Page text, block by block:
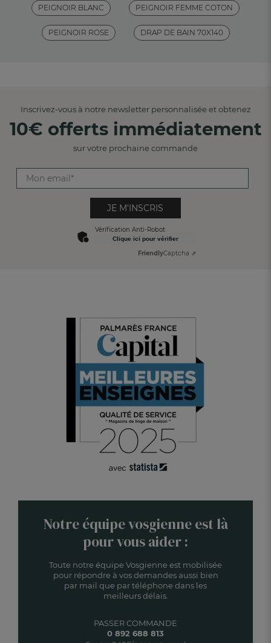
PEIGNOIR BLANC PEIGNOIR FEMME COTON
PEIGNOIR ROSE DRAP DE BAIN 70X140
Inscrivez-vous à notre newsletter personnalisée et obtenez
10€ offerts immédiatement
sur votre prochaine commande
JE M'INSCRIS
Vérification Anti-Robot
Clique ici pour vérifier
FriendlyCaptcha ⇗
Notre équipe vosgienne est là
pour vous aider :
Toute notre équipe Vosgienne est mobilisée
pour répondre à vos demandes aussi bien
par mail que par téléphone dans les
meilleurs délais.
PASSER COMMANDE
0 892 688 813